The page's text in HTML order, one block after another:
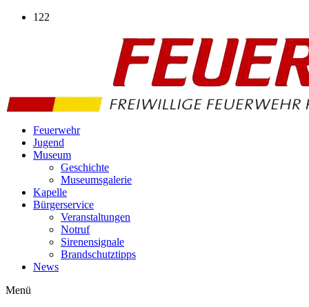
Zum
122
Feuerwehr
Jugend
Museum
Geschichte
Museumsgalerie
Kapelle
Bürgerservice
Veranstaltungen
Notruf
Sirenensignale
Brandschutztipps
News
Menü